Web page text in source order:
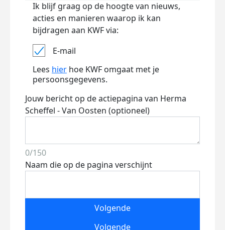
Ik blijf graag op de hoogte van nieuws,
acties en manieren waarop ik kan
bijdragen aan KWF via:
E-mail
Lees hier hoe KWF omgaat met je
persoonsgegevens.
Jouw bericht op de actiepagina van Herma
Scheffel - Van Oosten (optioneel)
0/150
Naam die op de pagina verschijnt
Volgende
Volgende